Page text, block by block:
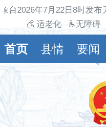
台2026年7月22日8时发
适老化
无障碍
首页 县情 要闻